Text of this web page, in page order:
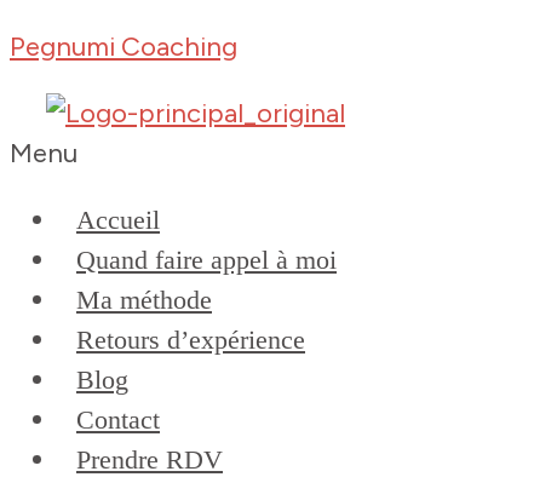
Pegnumi Coaching
Menu
Accueil
Quand faire appel à moi
Ma méthode
Retours d’expérience
Blog
Contact
Prendre RDV